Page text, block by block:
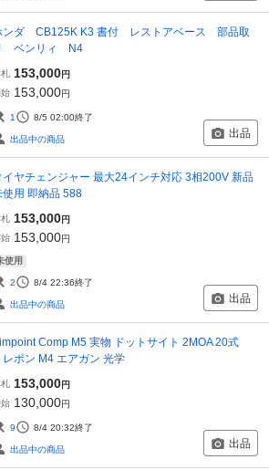
ンダ CB125K K3 書付 レストアベース 部品取
ベンリィ N4
153,000円
始 153,000円
1 8/5 02:00終了
出品中の商品 出品
イヤチェンジャー 最大24インチ対応 3相200V 新品
使用 即納品 588
153,000円
始 153,000円
使用
2 8/4 22:36終了
出品中の商品 出品
Comp M5 実物 ドットサイト 2MOA 20式
レポン M4 エアガン 光学
153,000円
始 130,000円
9 8/4 20:32終了
出品中の商品 出品